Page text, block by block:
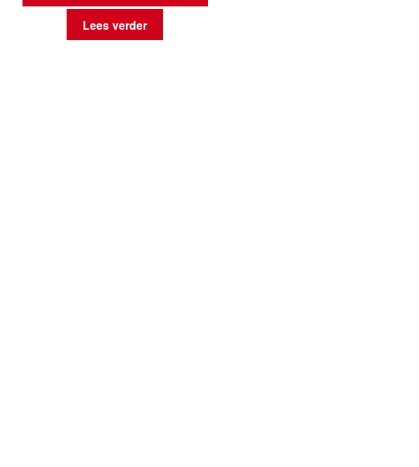
Lees verder